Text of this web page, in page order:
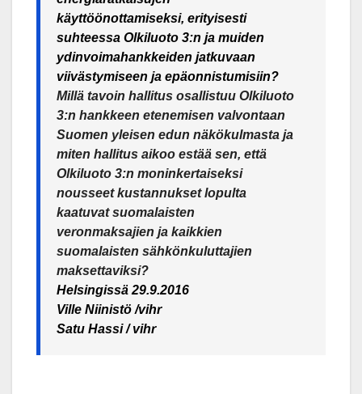
käyttöönottamiseksi, erityisesti
suhteessa Olkiluoto 3:n ja muiden
ydinvoimahankkeiden jatkuvaan
viivästymiseen ja epäonnistumisiin?
Millä tavoin hallitus osallistuu Olkiluoto
3:n hankkeen etenemisen valvontaan
Suomen yleisen edun näkökulmasta ja
miten hallitus aikoo estää sen, että
Olkiluoto 3:n moninkertaiseksi
nousseet kustannukset lopulta
kaatuvat suomalaisten
veronmaksajien ja kaikkien
suomalaisten sähkönkuluttajien
maksettaviksi?
Helsingissä 29.9.2016
Ville Niinistö /vihr
Satu Hassi / vihr